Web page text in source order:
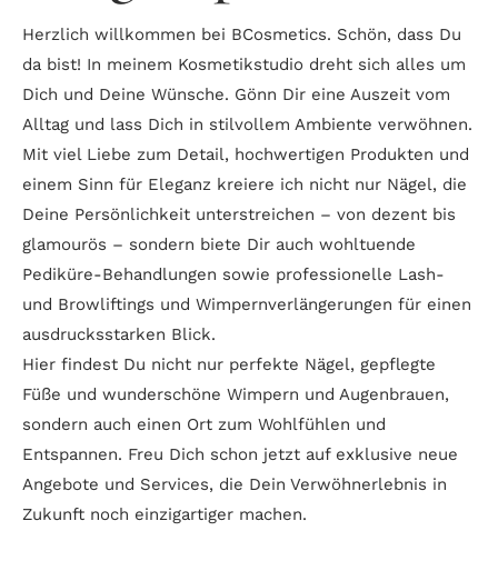
Herzlich willkommen bei BCosmetics. Schön, dass Du
da bist! In meinem Kosmetikstudio dreht sich alles um
Dich und Deine Wünsche. Gönn Dir eine Auszeit vom
Alltag und lass Dich in stilvollem Ambiente verwöhnen.
Mit viel Liebe zum Detail, hochwertigen Produkten und
einem Sinn für Eleganz kreiere ich nicht nur Nägel, die
Deine Persönlichkeit unterstreichen – von dezent bis
glamourös – sondern biete Dir auch wohltuende
Pediküre-Behandlungen sowie professionelle Lash-
und Browliftings und Wimpernverlängerungen für einen
ausdrucksstarken Blick.
Hier findest Du nicht nur perfekte Nägel, gepflegte
Füße und wunderschöne Wimpern und Augenbrauen,
sondern auch einen Ort zum Wohlfühlen und
Entspannen. Freu Dich schon jetzt auf exklusive neue
Angebote und Services, die Dein Verwöhnerlebnis in
Zukunft noch einzigartiger machen.